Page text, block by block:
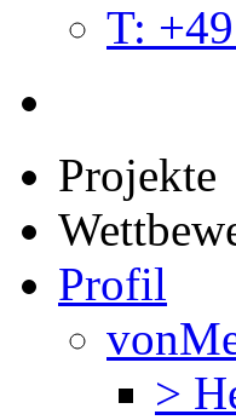
T:
Projekte
Profil
>